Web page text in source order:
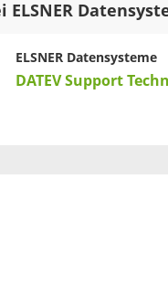
ELSNER
ELSNER Datensysteme
DATEV Support